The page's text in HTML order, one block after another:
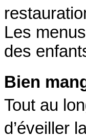
Les
des
Bien
Tout au
d’éveiller